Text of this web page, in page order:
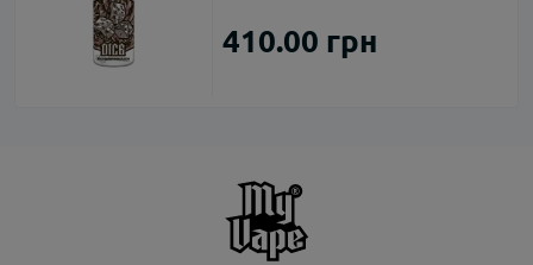
410.00 грн